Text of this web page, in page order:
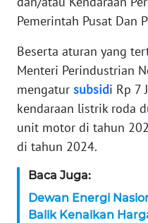
Pemerintah Pusat Dan
Beserta aturan yang
Menteri Perindustrian
mengatur subsidi Rp 7
kendaraan listrik roda
unit motor di tahun
di tahun 2024.
Baca Juga:
Dewan Energi
Balik Kenaikan
WN
SULTRA
WN
NTB
SULTENG